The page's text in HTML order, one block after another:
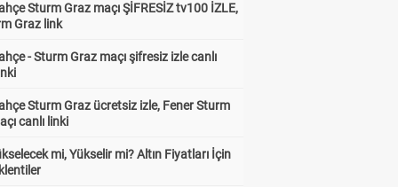
Sturm Graz maçı ŞİFRESİZ tv100 İZLE,
Graz link
- Sturm Graz maçı şifresiz izle canlı
Sturm Graz ücretsiz izle, Fener Sturm
canlı linki
mi, Yükselir mi? Altın Fiyatları İçin